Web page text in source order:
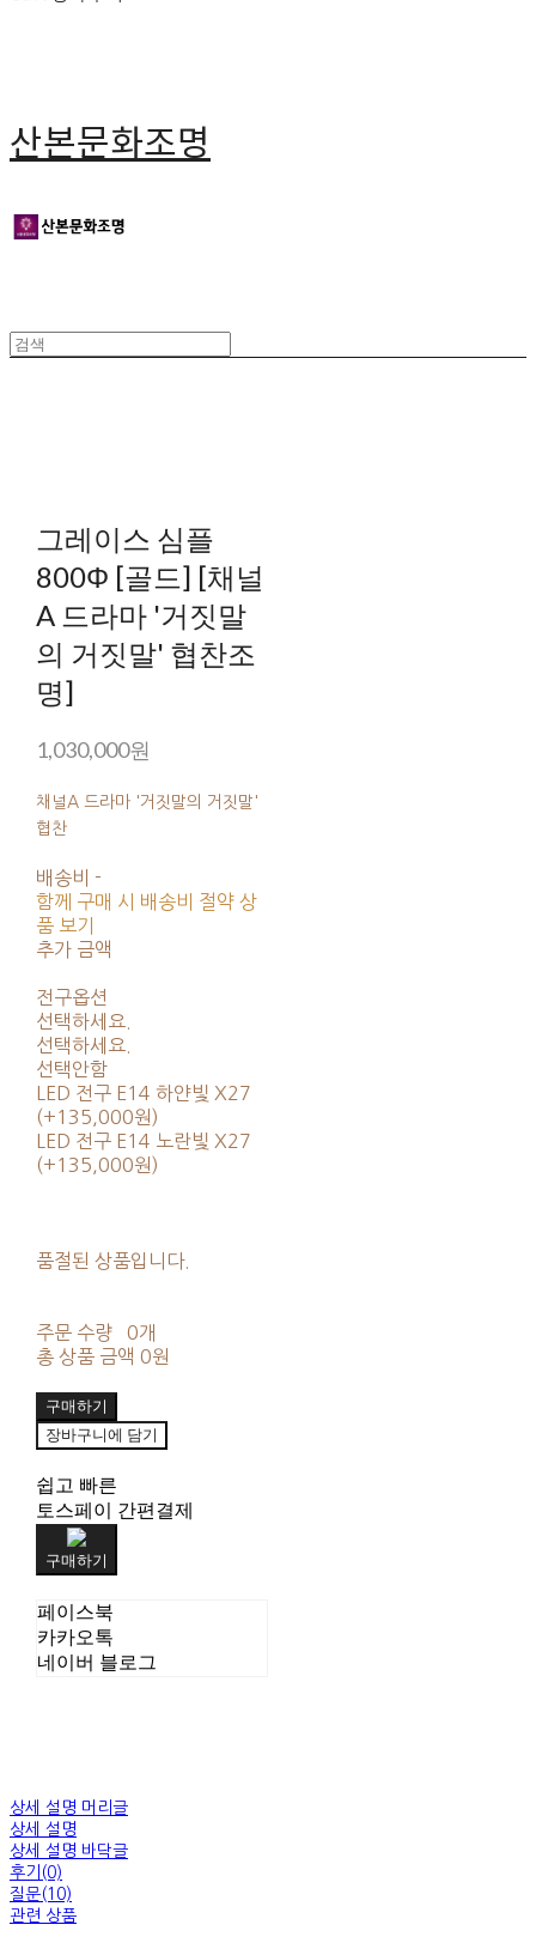
산본문화조명
그레이스 심플
800Φ [골드] [채널
A 드라마 '거짓말
의 거짓말' 협찬조
명]
1,030,000원
채널A 드라마 '거짓말의 거짓말'
협찬
배송비 -
함께 구매 시 배송비 절약 상
품 보기
추가 금액
전구옵션
선택하세요.
선택하세요.
선택안함
LED 전구 E14 하얀빛 X27
(+135,000원)
LED 전구 E14 노란빛 X27
(+135,000원)
품절된 상품입니다.
주문 수량
0개
총 상품 금액 0원
구매하기
장바구니에 담기
쉽고 빠른
토스페이 간편결제
구매하기
페이스북
카카오톡
네이버 블로그
상세 설명 머리글
상세 설명
상세 설명 바닥글
후기(0)
질문(10)
관련 상품